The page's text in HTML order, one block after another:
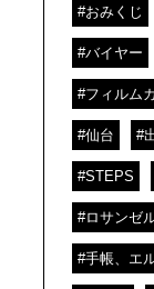
#おみくじ
#バイヤー
#フィルム
#仙台 #
#STEPS
#ロサンゼ
#手帳、エ